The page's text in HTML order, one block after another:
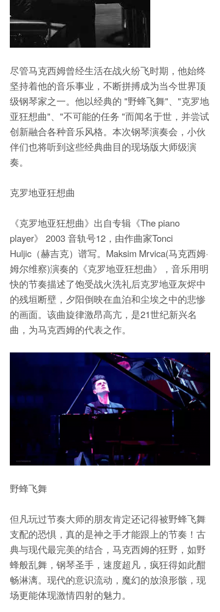
尽管马克西姆曾经生活在战火纷飞时期，他始终
坚持着他的音乐事业，不断拼搏成为当今世界顶
级钢琴家之一。他以经典的 "野蜂飞舞"、"克罗地
亚狂想曲"、"不可能的任务 "而闻名于世，并尝试
创新融合各种音乐风格。本次钢琴演奏会，小伙
伴们也将听到这些经典曲目的现场版大师级演
奏。
克罗地亚狂想曲
《克罗地亚狂想曲》出自专辑《The piano
player》 2003 音轨号12，由作曲家Tonci
Huljic（赫吉克）谱写。Maksim Mrvica(马克西姆·
姆尔维察)演奏的《克罗地亚狂想曲》，音乐用明
快的节奏描述了饱受战火洗礼后克罗地亚灰烬中
的残垣断壁，夕阳倒映在血泊和尘埃之中的悲惨
的画面。该曲旋律激昂高亢，是21世纪新兴名
曲，为马克西姆的代表之作。
野蜂飞舞
但凡玩过节奏大师的朋友肯定还记得被野蜂飞舞
支配的恐惧，真的是神之手才能跟上的节奏！古
典与现代最完美的结合，马克西姆的狂野，如野
蜂般乱舞，钢琴圣手，速度超凡，疯狂得如此酣
畅淋漓。现代的意识流动，魔幻的放浪形骸，现
场更能体现激情四射的魅力。